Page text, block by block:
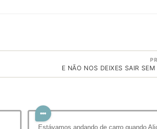
E NÃO NOS DEIXES SAIR
Estávamos andando de carro quando